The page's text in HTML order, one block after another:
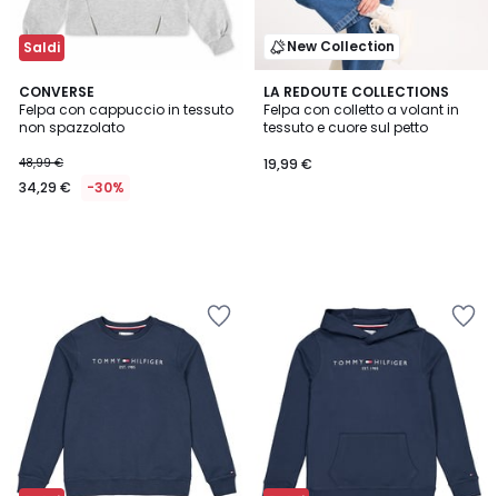
Saldi
CONVERSE
Felpa con cappuccio in tessuto
non spazzolato
48,99 €
34,29 € -30%
New Collection
LA REDOUTE COLLECTIONS
Felpa con colletto a volant in
tessuto e cuore sul petto
19,99 €